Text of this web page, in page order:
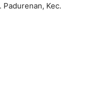
Padurenan, Kec.